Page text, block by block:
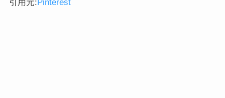
引用元:Pinterest